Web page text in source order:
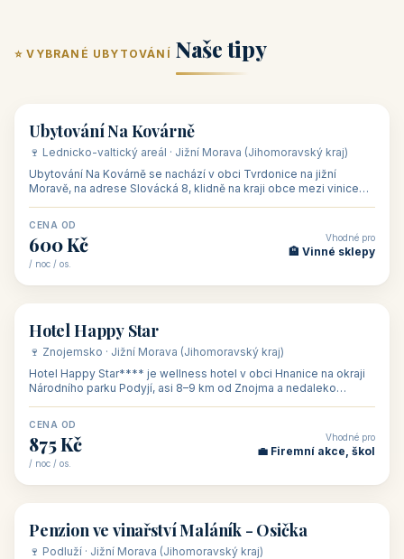
⭐ VYBRANÉ UBYTOVÁNÍ Naše tipy
🏡 penzion
Ubytování Na Kovárně
🍷 Lednicko-valtický areál · Jižní Morava (Jihomoravský kraj)
Ubytování Na Kovárně se nachází v obci Tvrdonice na jižní
Moravě, na adrese Slovácká 8, klidně na kraji obce mezi vinicemi,
CENA OD
600 Kč
/ noc / os.
Vhodné pro
🏨 Vinné sklepy
🏨 hotel
Hotel Happy Star
🍷 Znojemsko · Jižní Morava (Jihomoravský kraj)
Hotel Happy Star**** je wellness hotel v obci Hnanice na okraji
Národního parku Podyjí, asi 8–9 km od Znojma a nedaleko
CENA OD
875 Kč
/ noc / os.
Vhodné pro
💼 Firemní akce, škol
🏡 penzion
Penzion ve vinařství Maláník - Osička
🍷 Podluží · Jižní Morava (Jihomoravský kraj)